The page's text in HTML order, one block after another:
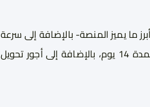
يميز المنصة- بالإضافة إلى سرعة
تحويل الأموال إلى حسابي بأقل من يومين على عكس باقي المنصات التي تعلق المبلغ لمدة 14 يوم، بالإضافة إلى أجور تحويل